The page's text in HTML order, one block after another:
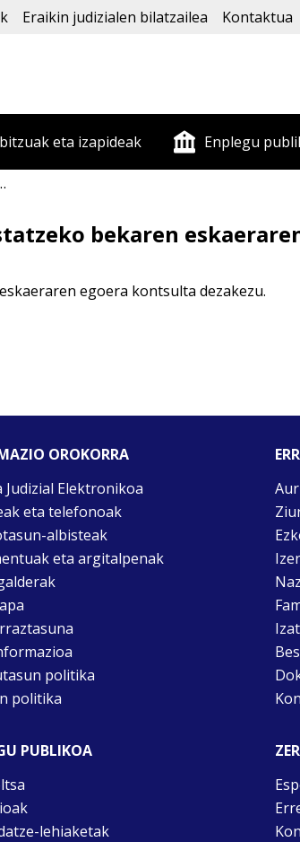
Eraikin judizialen bilatzailea Kontaktua
eta izapideak Enplegu
bekaren
egoera kontsulta dezakezu.
OROKORRA
Judizial Elektronikoa
eta telefonoak
albisteak
eta argitalpenak
politika
politika
PUBLIKOA
lehiaketak